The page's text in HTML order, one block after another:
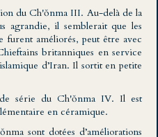
du Ch'ŏnma III. Au-delà de la
agrandie, il semblerait que les
furent améliorés, peut être avec
britanniques en service
d’Iran. Il sortit en petite
série du Ch'ŏnma IV. Il est
en céramique.
sont dotées d’améliorations